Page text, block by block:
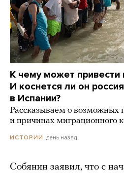
К чему может привести
И коснется ли он
в Испании?
Рассказываем о возможных
и причинах миграционного
ИСТОРИИ день назад
Собянин заявил, что с